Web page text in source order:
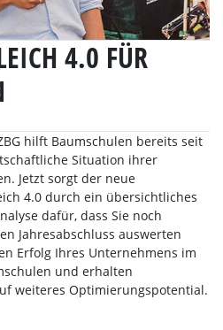
4.0 FÜR
hilft Baumschulen bereits seit
Situation ihrer
Jetzt sorgt der neue
4.0 durch ein übersichtliches
dafür, dass Sie noch
Jahresabschluss auswerten
Erfolg Ihres Unternehmens im
und erhalten
weiteres Optimierungspotential.